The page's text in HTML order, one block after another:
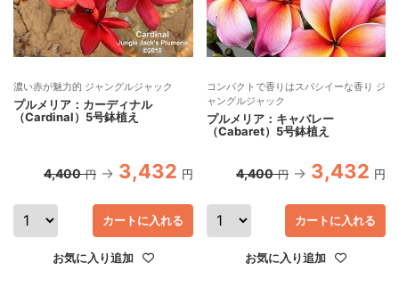
濃い赤が魅力的 ジャングルジャック
プルメリア：カーディナル
（Cardinal）5号鉢植え
4,400 円 3,432 円
カートに入れる
お気に入り追加
コンパクトで香りはスパシイーな香り ジ
ャングルジャック
プルメリア：キャバレー
（Cabaret）5号鉢植え
4,400 円 3,432 円
カートに入れる
お気に入り追加